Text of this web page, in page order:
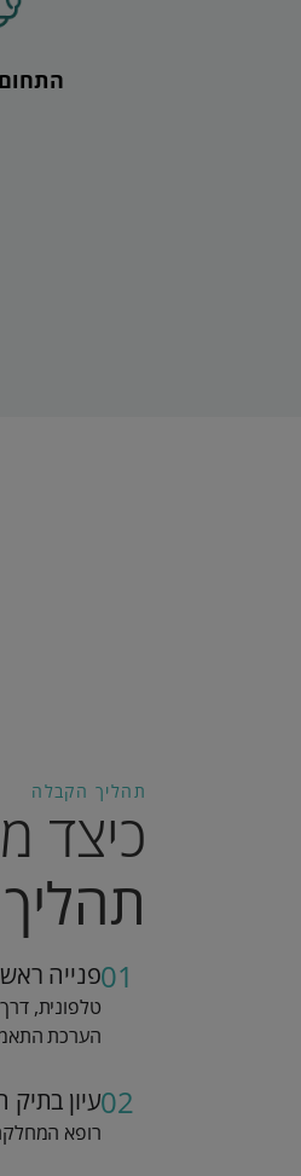
התחום
תהליך הקבלה​
כיצד
01פנייה
טלפונית,
הערכת
02עיון בתיק
רופא